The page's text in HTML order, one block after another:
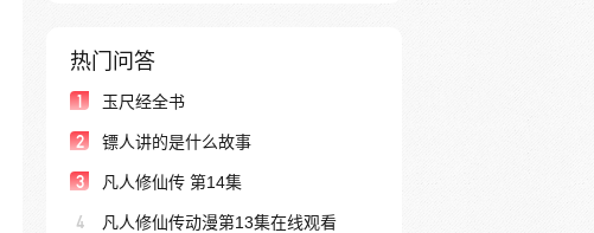
热门问答
1 玉尺经全书
2 镖人讲的是什么故事
3 凡人修仙传 第14集
4 凡人修仙传动漫第13集在线观看